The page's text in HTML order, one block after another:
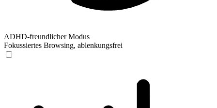
ADHD-freundlicher Modus
Fokussiertes Browsing, ablenkungsfrei